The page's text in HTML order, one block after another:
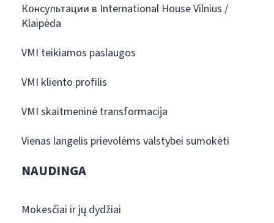
Консультации в International House Vilnius /
Klaipėda
VMI teikiamos paslaugos
VMI kliento profilis
VMI skaitmeninė transformacija
Vienas langelis prievolėms valstybei sumokėti
NAUDINGA
Mokesčiai ir jų dydžiai